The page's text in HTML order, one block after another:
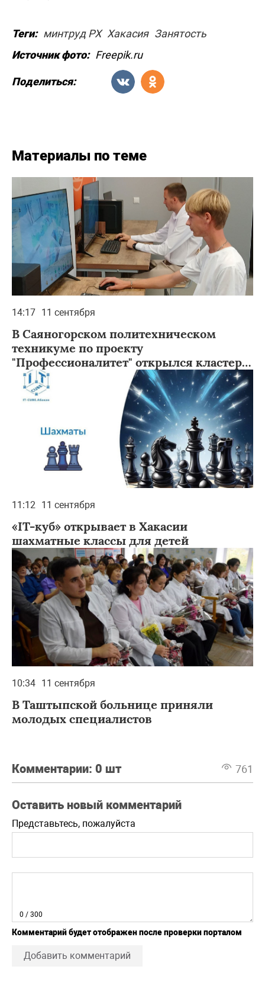
Теги: минтруд РХ Хакасия Занятость
Источник фото: Freepik.ru
Поделиться:
Материалы по теме
14:17 11 сентября
В Саяногорском политехническом
техникуме по проекту
"Профессионалитет" открылся кластер
“Металлургия”
11:12 11 сентября
«IT-куб» открывает в Хакасии
шахматные классы для детей
10:34 11 сентября
В Таштыпской больнице приняли
молодых специалистов
Комментарии: 0 шт 761
Оставить новый комментарий
Представьтесь, пожалуйста
0 / 300
Комментарий будет отображен после проверки порталом
Добавить комментарий